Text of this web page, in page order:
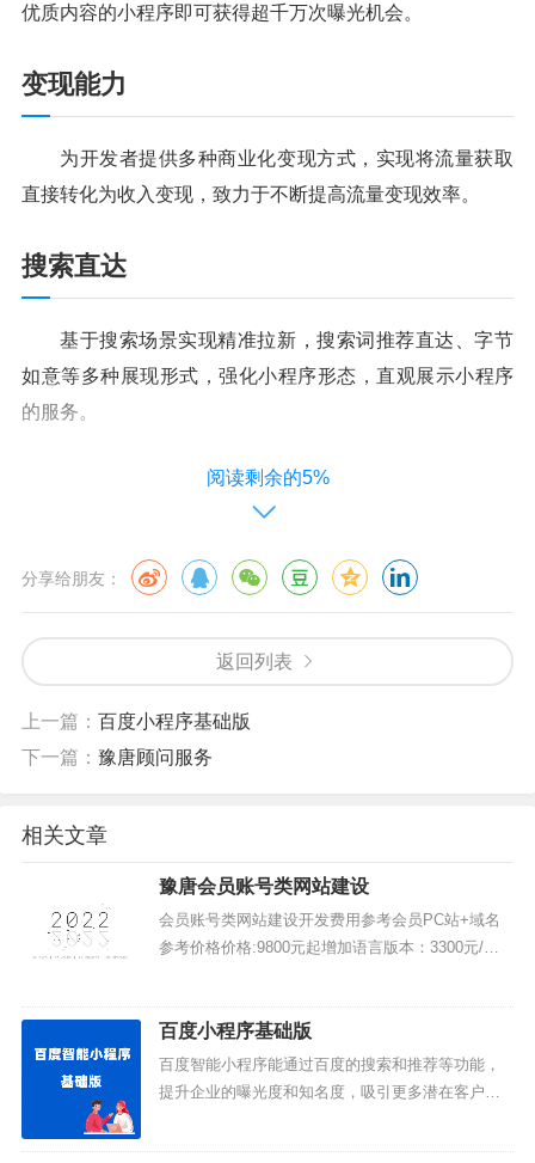
优质内容的小程序即可获得超千万次曝光机会。
变现能力
为开发者提供多种商业化变现方式，实现将流量获取
直接转化为收入变现，致力于不断提高流量变现效率。
搜索直达
基于搜索场景实现精准拉新，搜索词推荐直达、字节
如意等多种展现形式，强化小程序形态，直观展示小程序
的服务。
建立开发者多点触达用户能力，多种可供开发者运营
的重访入口，使召回率最大化，进一步挖掘流量价值。
阅读剩余的5%
分享给朋友：
返回列表
上一篇： 百度小程序基础版
下一篇： 豫唐顾问服务
相关文章
豫唐会员账号类网站建设
会员账号类网站建设开发费用参考会员PC站+域名
参考价格价格:9800元起增加语言版本：3300元/版
能布局...
百度小程序基础版
百度智能小程序能通过百度的搜索和推荐等功能，
提升企业的曝光度和知名度，吸引更多潜在客户。